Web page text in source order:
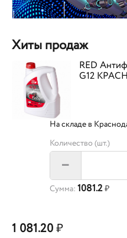
Хиты продаж
RED
G12
На складе в
Количество (шт.)
–
Сумма: 1081.2₽
1 081.20₽